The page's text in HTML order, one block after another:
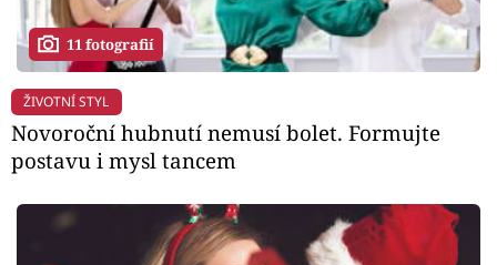
11 fotografií
ŽIVOTNÍ STYL
Novoroční hubnutí nemusí bolet. Formujte
postavu i mysl tancem